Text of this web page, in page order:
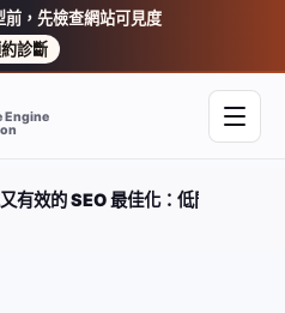
前，先檢查網站可見度
診斷
Engine
開啟
有效的 SEO 最佳化：低門檻高報酬